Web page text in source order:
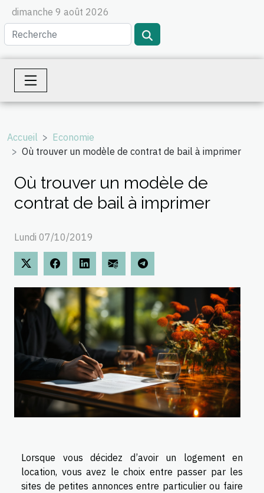
dimanche 9 août 2026
Accueil
Economie
Où trouver un modèle de contrat de bail à imprimer
Où trouver un modèle de
contrat de bail à imprimer
Lundi 07/10/2019
Lorsque vous décidez d’avoir un logement en
location, vous avez le choix entre passer par les
sites de petites annonces entre particulier ou faire